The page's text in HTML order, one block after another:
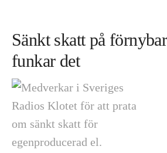
Sänkt skatt på
funkar det